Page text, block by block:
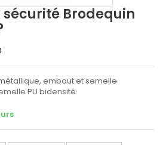
Brodequin
embout et semelle
PU bidensité.